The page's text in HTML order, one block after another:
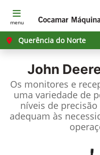
menu
Querência do Norte
John
Os monitores e
uma variedade de
níveis de
adequam às